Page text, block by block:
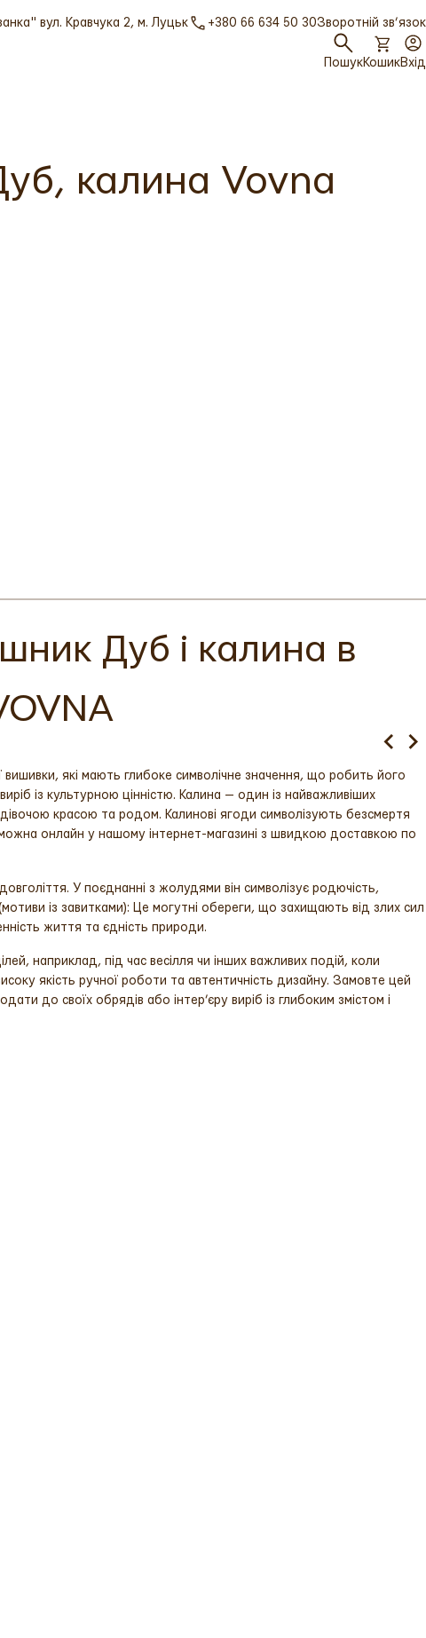
вул. Кравчука 2, м. Луцьк +380 66 634 50 30Зворотній зв’язок
ПошукКошикВхід
калина Vovna
Дуб і калина в
які мають глибоке символічне значення, що робить його
із культурною цінністю. Калина — один із найважливіших
красою та родом. Калинові ягоди символізують безсмертя
онлайн у нашому інтернет-магазині з швидкою доставкою по
У поєднанні з жолудями він символізує родючість,
із завитками): Це могутні обереги, що захищають від злих сил
життя та єдність природи.
наприклад, під час весілля чи інших важливих подій, коли
якість ручної роботи та автентичність дизайну. Замовте цей
до своїх обрядів або інтер’єру виріб із глибоким змістом і